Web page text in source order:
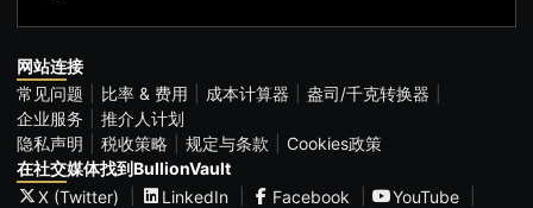
网站连接
常见问题
比率 & 费用 成本计算器
盎司/千克转换器
企业服务
推介人计划
隐私声明
税收策略 规定与条款
Cookies政策
在社交媒体找到BullionVault
X (Twitter)
LinkedIn Facebook
YouTube